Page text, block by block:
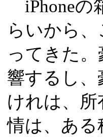
iPhoneの
らいから
ってきた
響するし
けれは、
情は、あ